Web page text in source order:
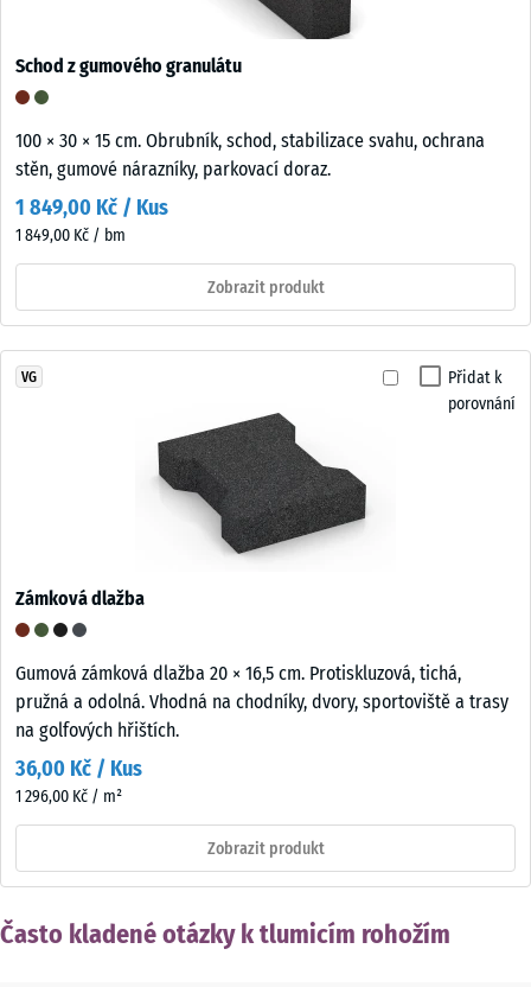
Schod z gumového granulátu
100 × 30 × 15 cm. Obrubník, schod, stabilizace svahu, ochrana
stěn, gumové nárazníky, parkovací doraz.
1 849,00 Kč / Kus
1 849,00 Kč / bm
Zobrazit produkt
Přidat k
porovnání
VG
Zámková dlažba
Gumová zámková dlažba 20 × 16,5 cm. Protiskluzová, tichá,
pružná a odolná. Vhodná na chodníky, dvory, sportoviště a trasy
na golfových hřištích.
36,00 Kč / Kus
1 296,00 Kč / m²
Zobrazit produkt
Často kladené otázky k tlumicím rohožím